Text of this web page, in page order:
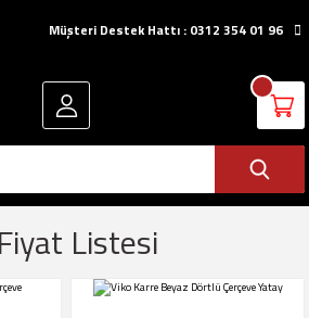
Müşteri Destek Hattı : 0312 354 01 96
Listesi